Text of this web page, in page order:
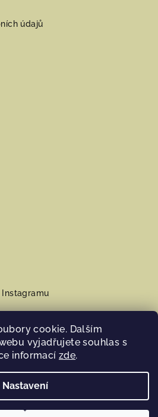
cookie. Dalším
vyjadřujete souhlas s
informací zde.
Nastavení
údajů
Home